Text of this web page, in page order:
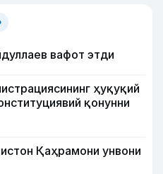
вафот этди
ҳуқуқий
қонунни
Қаҳрамони унвони